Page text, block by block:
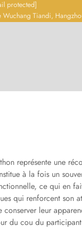
protected]
Tiandi,
représente une
à la fois un
ce qui en
qui renforcent son
leur
du cou du